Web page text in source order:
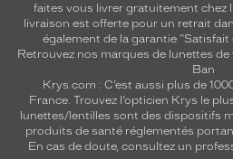
faites vous livrer gratuitement chez
livraison est offerte pour un retrait
également de la garantie
Retrouvez nos marques de lunettes de
Ban
Krys.com : C’est aussi plus de
France. Trouvez l’opticien Krys le
lunettes/lentilles sont des dispositifs
produits de santé réglementés
En cas de doute, consultez un